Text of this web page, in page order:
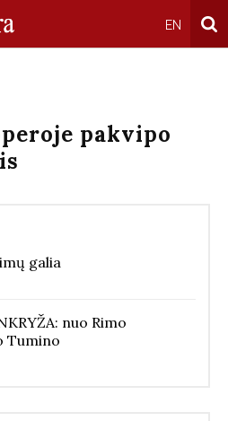
EN
pakvipo
galia
nuo Rimo
Tumino